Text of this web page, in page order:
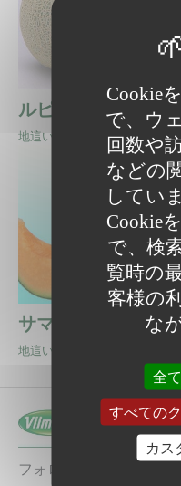
ルピアレッド
地這い赤肉
サマールピアレッド
地這い赤肉
フォローする
Cookie
で、ウ
回数や
などの
してい
Cookie
で、検
覧時の
客様の
な
全
すべての
カス